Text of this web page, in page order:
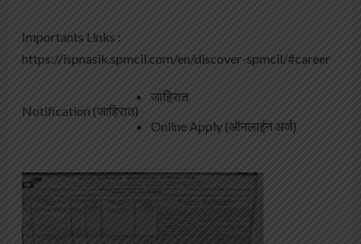
Importants Links :
https://ispnasik.spmcil.com/en/discover-spmcil/#career
Notification (जाहिरात)
जाहिरात
Online Apply (ऑनलाईन अर्ज)